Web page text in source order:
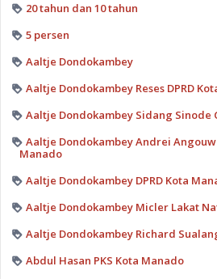
20 tahun dan 10 tahun
5 persen
Aaltje Dondokambey
Aaltje Dondokambey Reses DPRD
Aaltje Dondokambey Sidang Sinode
Aaltje Dondokambey Andrei Angouw
Manado
Aaltje Dondokambey DPRD Kota
Aaltje Dondokambey Micler Lakat
Aaltje Dondokambey Richard
Abdul Hasan PKS Kota Manado